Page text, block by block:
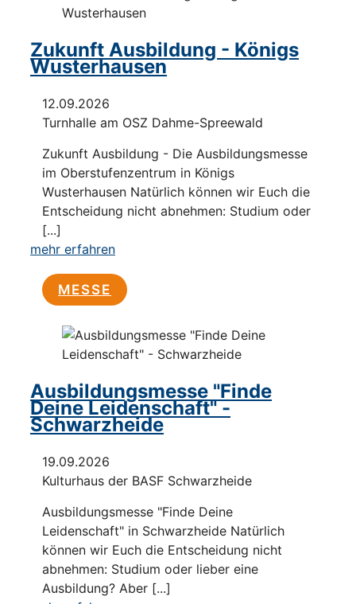
Zukunft Ausbildung - Königs
Wusterhausen
12.09.2026
Turnhalle am OSZ Dahme-Spreewald
Zukunft Ausbildung - Die Ausbildungsmesse
im Oberstufenzentrum in Königs
Wusterhausen Natürlich können wir Euch die
Entscheidung nicht abnehmen: Studium oder
[...]
mehr erfahren
MESSE
Ausbildungsmesse "Finde
Deine Leidenschaft" -
Schwarzheide
19.09.2026
Kulturhaus der BASF Schwarzheide
Ausbildungsmesse "Finde Deine
Leidenschaft" in Schwarzheide Natürlich
können wir Euch die Entscheidung nicht
abnehmen: Studium oder lieber eine
Ausbildung? Aber [...]